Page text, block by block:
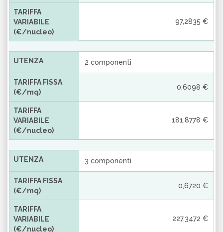
TARIFFA
VARIABILE
(€/nucleo)
97,2835 €
UTENZA 2 componenti
TARIFFA FISSA
(€/mq)
0,6098 €
TARIFFA
VARIABILE
(€/nucleo)
181,8778 €
UTENZA 3 componenti
TARIFFA FISSA
(€/mq)
0,6720 €
TARIFFA
VARIABILE
(€/nucleo)
227,3472 €